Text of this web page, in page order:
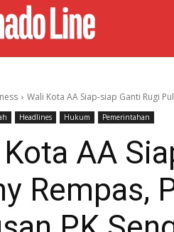
Wali Kota AA Siap-siap Ganti Rugi
Headlines Hukum Pemerintahan
AA
Rempas,